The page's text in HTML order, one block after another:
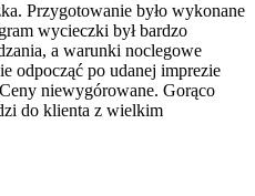
Przygotowanie było wykonane
wycieczki był bardzo
a warunki noclegowe
odpocząć po udanej imprezie
niewygórowane. Gorąco
do klienta z wielkim